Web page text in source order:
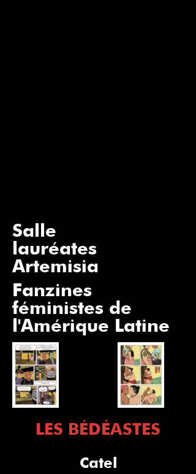
Salle
lauréates
Artemisia
Fanzines
féministes de
l'Amérique Latine
LES BÉDÉASTES
Catel